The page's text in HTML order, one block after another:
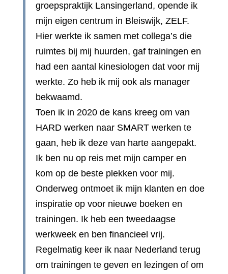
groepspraktijk Lansingerland, opende ik
mijn eigen centrum in Bleiswijk, ZELF.
Hier werkte ik samen met collega’s die
ruimtes bij mij huurden, gaf trainingen en
had een aantal kinesiologen dat voor mij
werkte. Zo heb ik mij ook als manager
bekwaamd.
Toen ik in 2020 de kans kreeg om van
HARD werken naar SMART werken te
gaan, heb ik deze van harte aangepakt.
Ik ben nu op reis met mijn camper en
kom op de beste plekken voor mij.
Onderweg ontmoet ik mijn klanten en doe
inspiratie op voor nieuwe boeken en
trainingen. Ik heb een tweedaagse
werkweek en ben financieel vrij.
Regelmatig keer ik naar Nederland terug
om trainingen te geven en lezingen of om